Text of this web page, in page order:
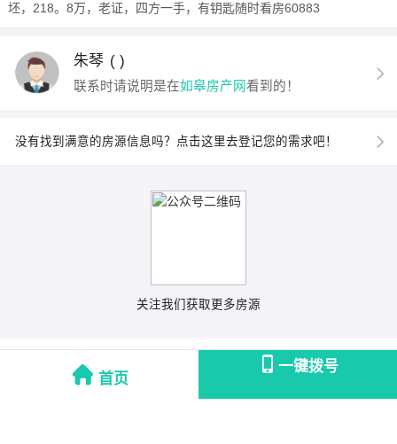
首页
一键拨号
坯，218。8万，老证，四方一手，有钥匙随时看房60883
朱琴 ( )
联系时请说明是在如皋房产网看到的！
没有找到满意的房源信息吗？点击这里去登记您的需求吧！
关注我们获取更多房源